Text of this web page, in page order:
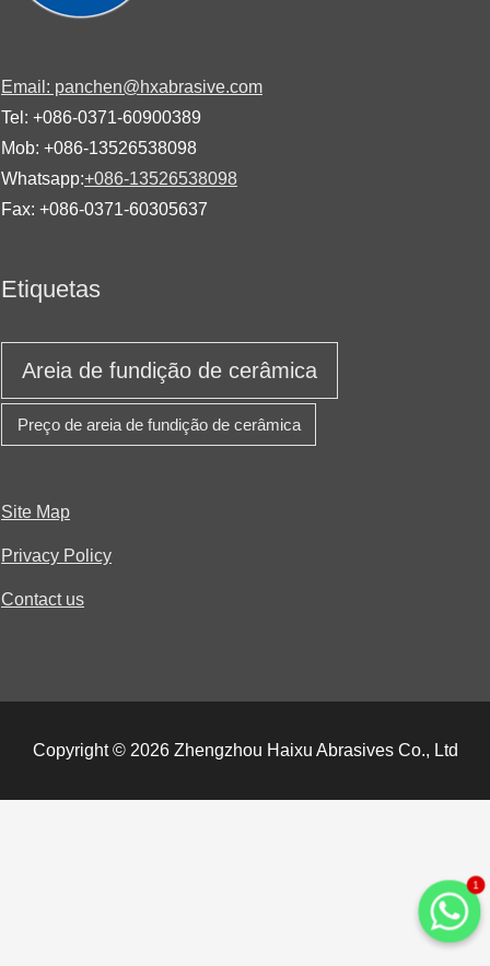
Email: panchen@hxabrasive.com
Tel: +086-0371-60900389
Mob: +086-13526538098
Whatsapp:+086-13526538098
Fax: +086-0371-60305637
Etiquetas
Areia de fundição de cerâmica
Preço de areia de fundição de cerâmica
Site Map
Privacy Policy
Contact us
Copyright © 2026 Zhengzhou Haixu Abrasives Co., Ltd
1